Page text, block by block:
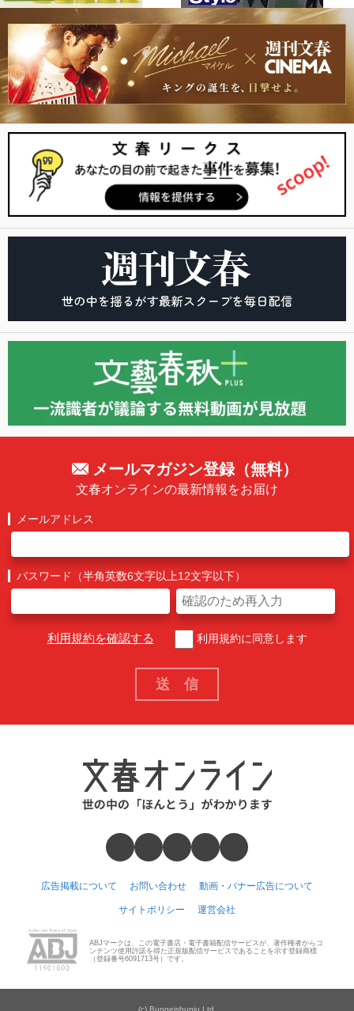
メールマガジン登録（無料）
文春オンラインの最新情報をお届け
メールアドレス
パスワード（半角英数6文字以上12文字以下）
利用規約を確認する 利用規約に同意します
広告掲載について お問い合わせ 動画・バナー広告について
サイトポリシー 運営会社
ABJマークは、この電子書店・電子書籍配信サービスが、著作権者からコ
ンテンツ使用許諾を得た正規版配信サービスであることを示す登録商標
（登録番号6091713号）です。
(c) Bungeishunju Ltd.